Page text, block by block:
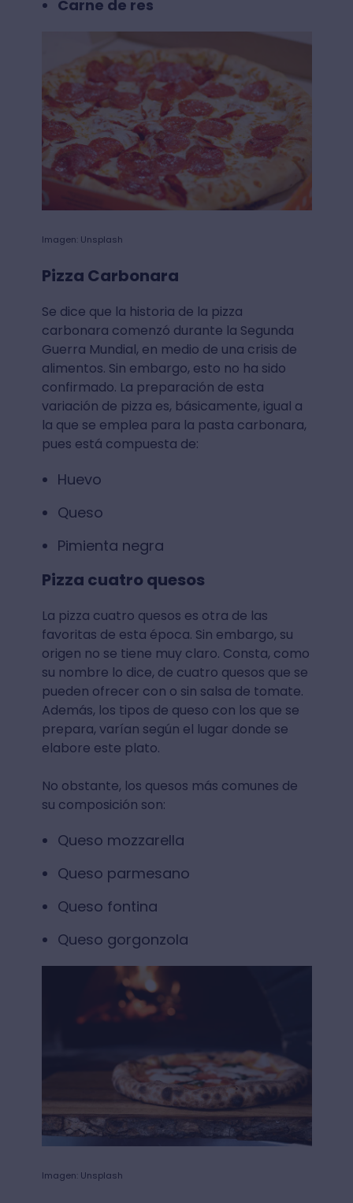
Carne de res
Imagen: Unsplash
Pizza Carbonara
Se dice que la historia de la pizza
carbonara comenzó durante la Segunda
Guerra Mundial, en medio de una crisis de
alimentos. Sin embargo, esto no ha sido
confirmado. La preparación de esta
variación de pizza es, básicamente, igual a
la que se emplea para la pasta carbonara,
pues está compuesta de:
Huevo
Queso
Pimienta negra
Pizza cuatro quesos
La pizza cuatro quesos es otra de las
favoritas de esta época. Sin embargo, su
origen no se tiene muy claro. Consta, como
su nombre lo dice, de cuatro quesos que se
pueden ofrecer con o sin salsa de tomate.
Además, los tipos de queso con los que se
prepara, varían según el lugar donde se
elabore este plato.
No obstante, los quesos más comunes de
su composición son:
Queso mozzarella
Queso parmesano
Queso fontina
Queso gorgonzola
Imagen: Unsplash